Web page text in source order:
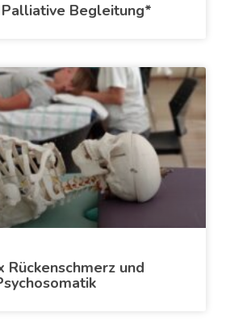
Begleitung*
Rückenschmerz und